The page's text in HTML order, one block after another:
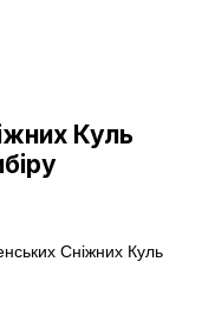
Куль
Сніжних Куль